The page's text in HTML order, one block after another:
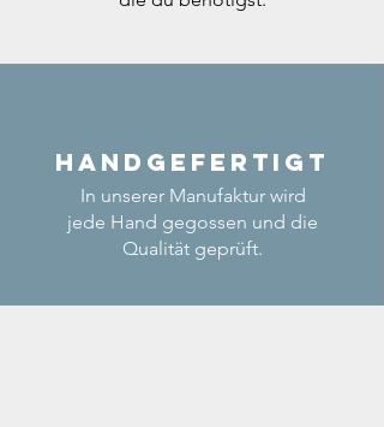
Handgefertigt
In unserer Manufaktur wird
jede Hand gegossen und die
Qualität geprüft.